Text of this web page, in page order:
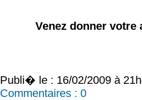
Venez donner
Publi� le : 16/02/2009 à
Commentaires : 0